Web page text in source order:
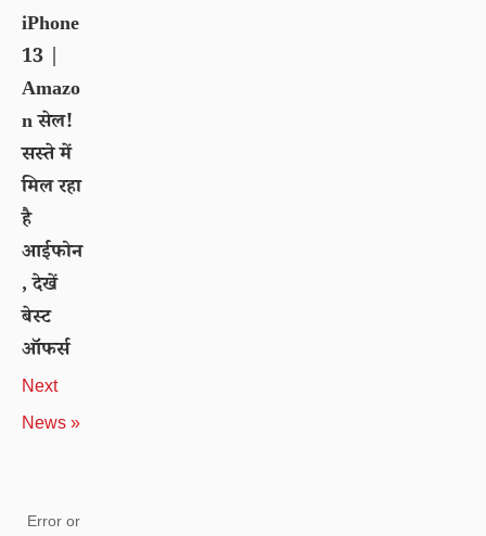
iPhone
13 |
Amazo
n सेल!
सस्ते में
मिल रहा
है
आईफोन
, देखें
बेस्ट
ऑफर्स
Next
News »
Error or